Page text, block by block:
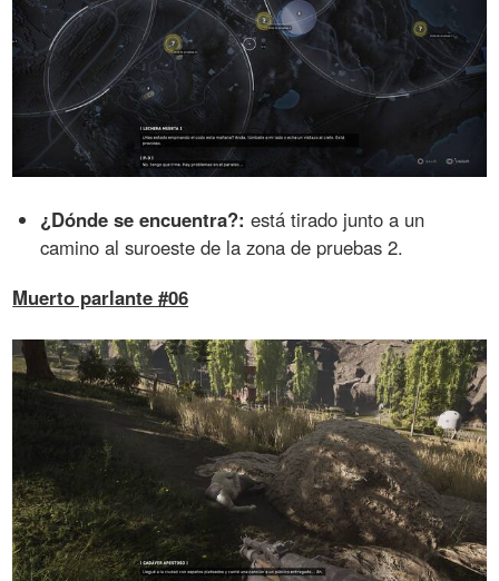
¿Dónde se encuentra?: está tirado junto a un
camino al suroeste de la zona de pruebas 2.
Muerto parlante #06